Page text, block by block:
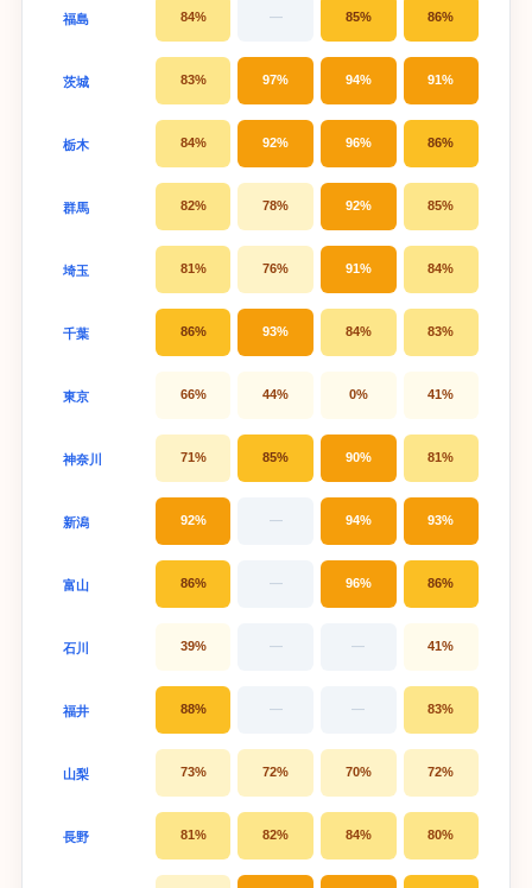
福島 84% — 85% 86%
茨城 83% 97% 94% 91%
栃木 84% 92% 96% 86%
群馬 82% 78% 92% 85%
埼玉 81% 76% 91% 84%
千葉 86% 93% 84% 83%
東京 66% 44% 0% 41%
神奈川 71% 85% 90% 81%
新潟 92% — 94% 93%
富山 86% — 96% 86%
石川 39% — — 41%
福井 88% — — 83%
山梨 73% 72% 70% 72%
長野 81% 82% 84% 80%